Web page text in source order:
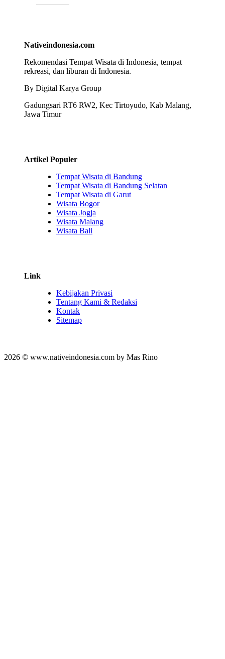
Nativeindonesia.com
Rekomendasi Tempat Wisata di Indonesia, tempat
rekreasi, dan liburan di Indonesia.
By Digital Karya Group
Gadungsari RT6 RW2, Kec Tirtoyudo, Kab Malang,
Jawa Timur
Artikel Populer
Tempat Wisata di Bandung
Tempat Wisata di Bandung Selatan
Tempat Wisata di Garut
Wisata Bogor
Wisata Jogja
Wisata Malang
Wisata Bali
Link
Kebijakan Privasi
Tentang Kami & Redaksi
Kontak
Sitemap
2026 © www.nativeindonesia.com by Mas Rino